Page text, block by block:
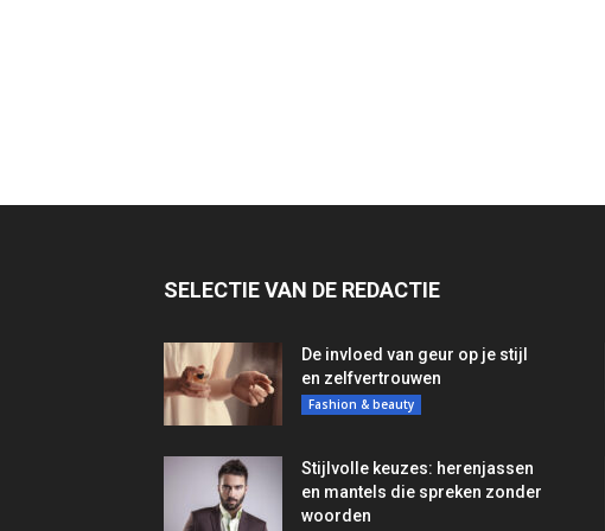
SELECTIE VAN DE REDACTIE
De invloed van geur op je stijl
en zelfvertrouwen
Fashion & beauty
Stijlvolle keuzes: herenjassen
en mantels die spreken zonder
woorden